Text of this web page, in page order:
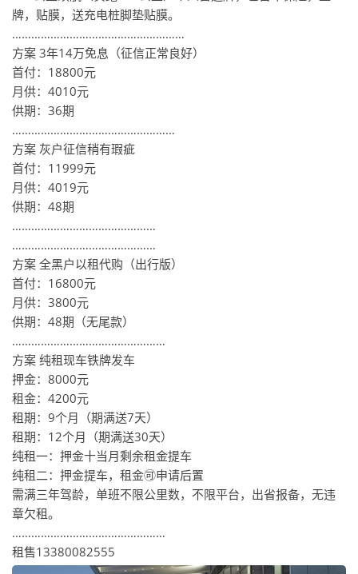
牌，贴膜，送充电桩脚垫贴膜。
………………………………………………
方案️ 3年14万免息（征信正常良好）
首付：18800元
月供：4010元
供期：36期
……………………………………………
方案️ 灰户征信稍有瑕疵
首付：11999元
月供：4019元
供期：48期
………………………………………
………………………………………
方案️ 全黑户以租代购（出行版）
首付：16800元
月供：3800元
供期：48期（无尾款）
…………………………………………
方案️ 纯租现车铁牌发车
押金：8000元
租金：4200元
租期：9个月（期满送7天）
租期：12个月（期满送30天）
纯租一：押金十当月剩余租金提车
纯租二：押金提车，租金🉑️申请后置
需满三年驾龄，单班不限公里数，不限平台，出省报备，无违
章欠租。
…………………………………………
租售13380082555